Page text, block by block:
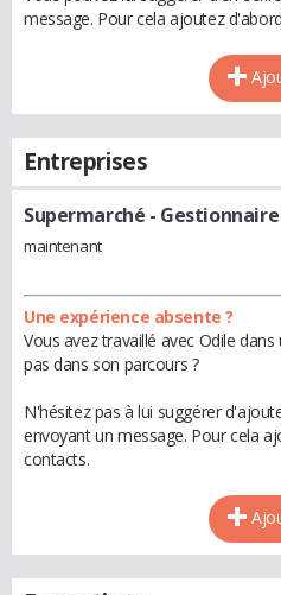
message. Pour cela ajoutez
Entreprises
Supermarché - Gestionnaire
maintenant
Une expérience absente ?
Vous avez travaillé avec Odile
pas dans son parcours ?
N'hésitez pas à lui suggérer
envoyant un message. Pour cela
contacts.